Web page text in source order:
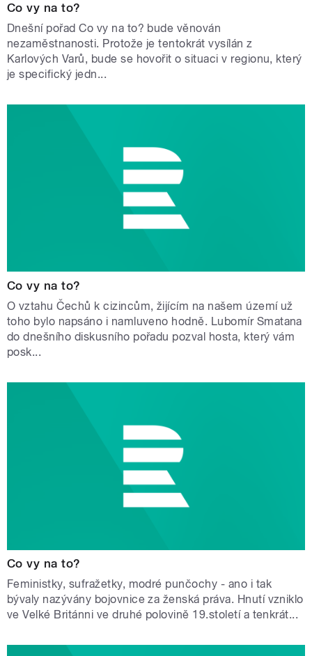
Co vy na to?
Dnešní pořad Co vy na to? bude věnován
nezaměstnanosti. Protože je tentokrát vysílán z
Karlových Varů, bude se hovořit o situaci v regionu, který
je specifický jedn...
Co vy na to?
O vztahu Čechů k cizincům, žijícím na našem území už
toho bylo napsáno i namluveno hodně. Lubomír Smatana
do dnešního diskusního pořadu pozval hosta, který vám
posk...
Co vy na to?
Feministky, sufražetky, modré punčochy - ano i tak
bývaly nazývány bojovnice za ženská práva. Hnutí vzniklo
ve Velké Británni ve druhé polovině 19.století a tenkrát...